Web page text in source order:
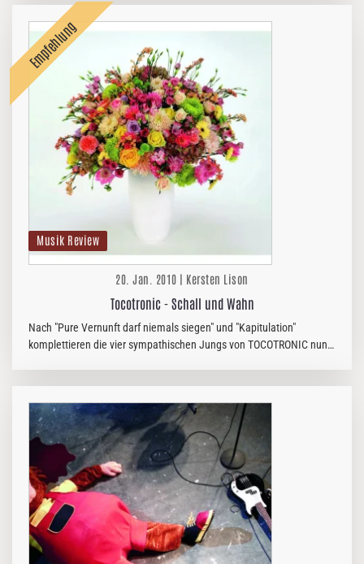
Musik Review
20. Jan. 2010 | Kersten Lison
Tocotronic - Schall und Wahn
Nach "Pure Vernunft darf niemals siegen" und "Kapitulation"
komplettieren die vier sympathischen Jungs von TOCOTRONIC nun